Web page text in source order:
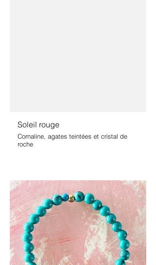
Soleil rouge
Cornaline, agates teintées et cristal de
roche